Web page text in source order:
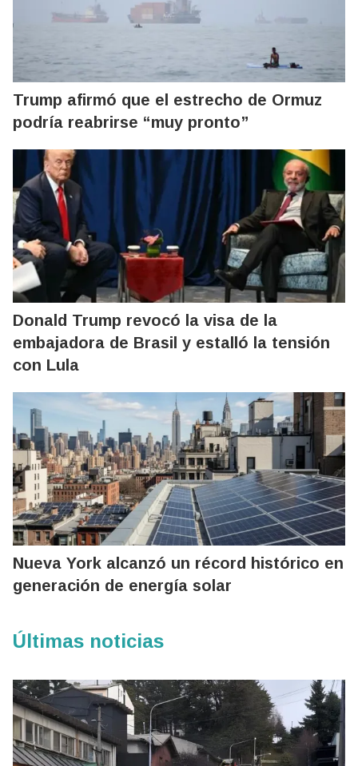
Trump afirmó que el estrecho de Ormuz
podría reabrirse “muy pronto”
Donald Trump revocó la visa de la
embajadora de Brasil y estalló la tensión
con Lula
Nueva York alcanzó un récord histórico en
generación de energía solar
Últimas noticias